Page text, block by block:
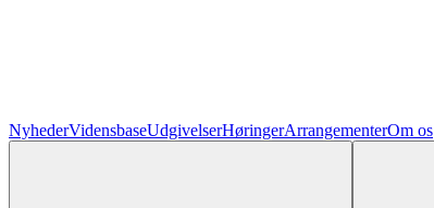
NyhederVidensbaseUdgivelserHøringerArrangementerOm os